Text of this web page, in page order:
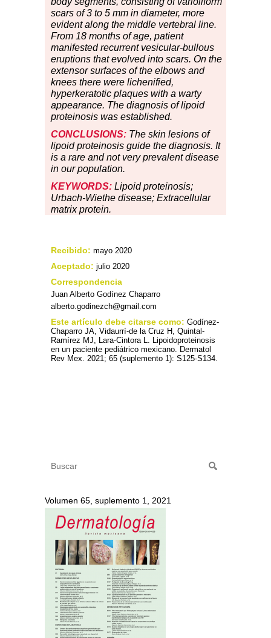
scars of 3 to 5 mm in diameter, more
evident along the middle vertebral line.
From 18 months of age, patient
manifested recurrent vesicular-bullous
eruptions that evolved into scars. On the
extensor surfaces of the elbows and
knees there were lichenified,
hyperkeratotic plaques with a warty
appearance. The diagnosis of lipoid
proteinosis was established.
CONCLUSIONS: The skin lesions of
lipoid proteinosis guide the diagnosis. It
is a rare and not very prevalent disease
in our population.
KEYWORDS: Lipoid proteinosis;
Urbach-Wiethe disease; Extracellular
matrix protein.
Recibido: mayo 2020
Aceptado: julio 2020
Correspondencia
Juan Alberto Godínez Chaparro
alberto.godinezch@gmail.com
Este artículo debe citarse como: Godínez-
Chaparro JA, Vidaurrí-de la Cruz H, Quintal-
Ramírez MJ, Lara-Cintora L. Lipoidoproteinosis
en un paciente pediátrico mexicano. Dermatol
Rev Mex. 2021; 65 (suplemento 1): S125-S134.
Volumen 65, suplemento 1, 2021